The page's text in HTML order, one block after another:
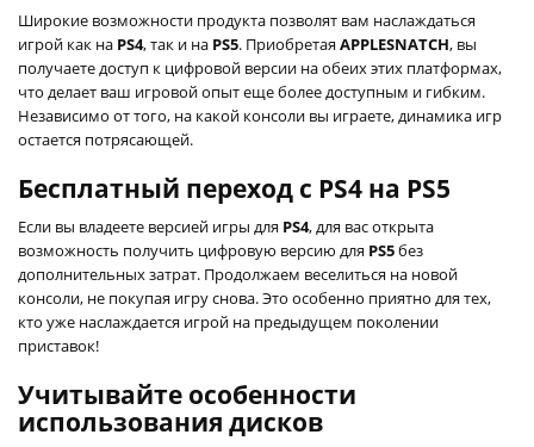
Широкие возможности продукта позволят вам наслаждаться
игрой как на PS4, так и на PS5. Приобретая APPLESNATCH, вы
получаете доступ к цифровой версии на обеих этих платформах,
что делает ваш игровой опыт еще более доступным и гибким.
Независимо от того, на какой консоли вы играете, динамика игр
остается потрясающей.
Бесплатный переход с PS4 на PS5
Если вы владеете версией игры для PS4, для вас открыта
возможность получить цифровую версию для PS5без
дополнительных затрат. Продолжаем веселиться на новой
консоли, не покупая игру снова. Это особенно приятно для тех,
кто уже наслаждается игрой на предыдущем поколении
приставок!
Учитывайте особенности
использования дисков